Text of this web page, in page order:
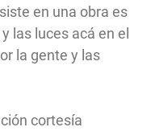
en una obra es
las luces acá en el
la gente y las
cortesía